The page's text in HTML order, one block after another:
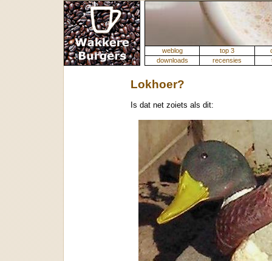
weblog top 3
downloads
recensies
Lokhoer?
Is dat net zoiets als dit: